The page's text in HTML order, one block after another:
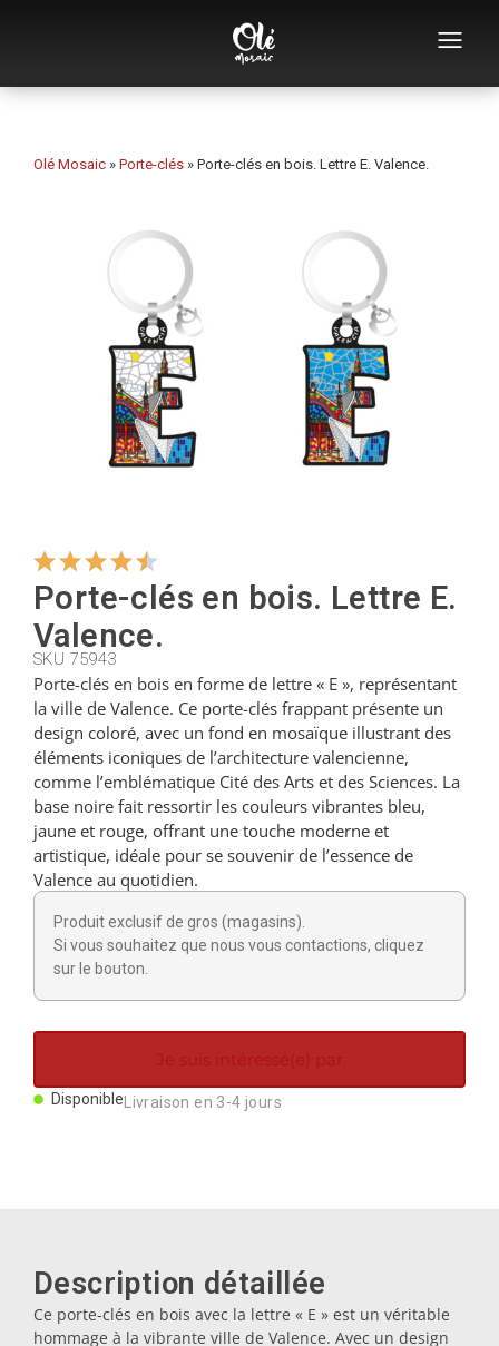
Qui sommes-nous
Ouvre-bouteilles
Tasses
Bols
Cintres
Coupeurs
Petites cuillères
Louches
Dés à coudre
Figurines
Porte-clés
Sous-verres
Olé Mosaic » Porte-clés » Porte-clés en bois. Lettre E. Valence.
Porte-clés en bois. Lettre E.
Valence.
SKU 75943
Porte-clés en bois en forme de lettre « E », représentant
la ville de Valence. Ce porte-clés frappant présente un
design coloré, avec un fond en mosaïque illustrant des
éléments iconiques de l’architecture valencienne,
comme l’emblématique Cité des Arts et des Sciences. La
base noire fait ressortir les couleurs vibrantes bleu,
jaune et rouge, offrant une touche moderne et
artistique, idéale pour se souvenir de l’essence de
Valence au quotidien.
Produit exclusif de gros (magasins).
Si vous souhaitez que nous vous contactions, cliquez
sur le bouton.
Je suis intéressé(e) par
DisponibleLivraison en 3-4 jours
Description détaillée
Ce porte-clés en bois avec la lettre « E » est un véritable
hommage à la vibrante ville de Valence. Avec un design